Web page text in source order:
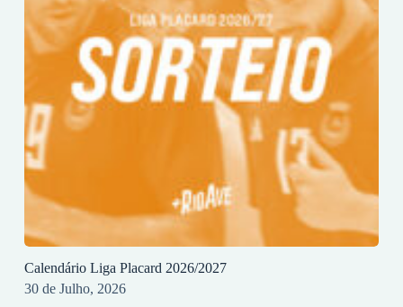
Calendário Liga Placard 2026/2027
30 de Julho, 2026